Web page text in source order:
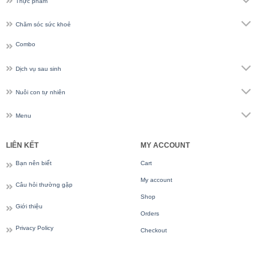
Chăm sóc sức khoẻ
Combo
Dịch vụ sau sinh
Nuôi con tự nhiên
Menu
LIÊN KẾT
Bạn nên biết
Câu hỏi thường gặp
Giới thiệu
Privacy Policy
MY ACCOUNT
Cart
My account
Shop
Orders
Checkout